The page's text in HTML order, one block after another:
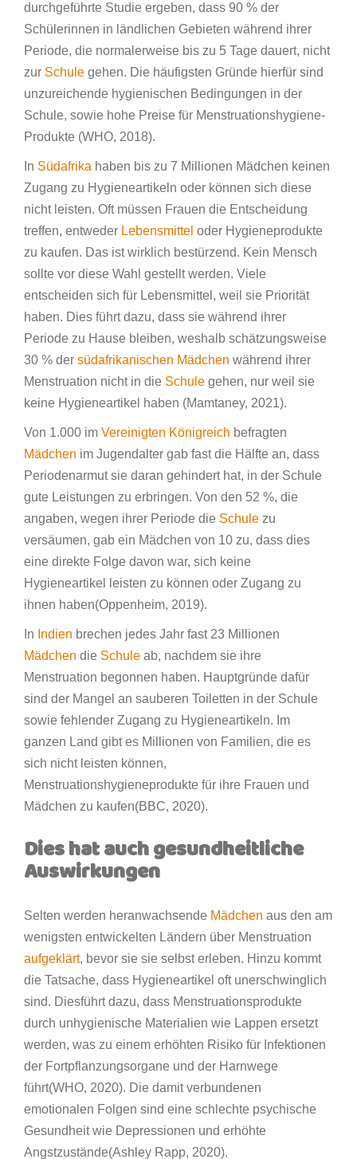
durchgeführte Studie ergeben, dass 90 % der
Schülerinnen in ländlichen Gebieten während ihrer
Periode, die normalerweise bis zu 5 Tage dauert, nicht
zur Schule gehen. Die häufigsten Gründe hierfür sind
unzureichende hygienischen Bedingungen in der
Schule, sowie hohe Preise für Menstruationshygiene-
Produkte (WHO, 2018).
In Südafrika haben bis zu 7 Millionen Mädchen keinen
Zugang zu Hygieneartikeln oder können sich diese
nicht leisten. Oft müssen Frauen die Entscheidung
treffen, entweder Lebensmittel oder Hygieneprodukte
zu kaufen. Das ist wirklich bestürzend. Kein Mensch
sollte vor diese Wahl gestellt werden. Viele
entscheiden sich für Lebensmittel, weil sie Priorität
haben. Dies führt dazu, dass sie während ihrer
Periode zu Hause bleiben, weshalb schätzungsweise
30 % der südafrikanischen Mädchen während ihrer
Menstruation nicht in die Schule gehen, nur weil sie
keine Hygieneartikel haben (Mamtaney, 2021).
Von 1.000 im Vereinigten Königreich befragten
Mädchen im Jugendalter gab fast die Hälfte an, dass
Periodenarmut sie daran gehindert hat, in der Schule
gute Leistungen zu erbringen. Von den 52 %, die
angaben, wegen ihrer Periode die Schule zu
versäumen, gab ein Mädchen von 10 zu, dass dies
eine direkte Folge davon war, sich keine
Hygieneartikel leisten zu können oder Zugang zu
ihnen haben(Oppenheim, 2019).
In Indien brechen jedes Jahr fast 23 Millionen
Mädchen die Schule ab, nachdem sie ihre
Menstruation begonnen haben. Hauptgründe dafür
sind der Mangel an sauberen Toiletten in der Schule
sowie fehlender Zugang zu Hygieneartikeln. Im
ganzen Land gibt es Millionen von Familien, die es
sich nicht leisten können,
Menstruationshygieneprodukte für ihre Frauen und
Mädchen zu kaufen(BBC, 2020).
Dies hat auch gesundheitliche
Auswirkungen
Selten werden heranwachsende Mädchen aus den am
wenigsten entwickelten Ländern über Menstruation
aufgeklärt, bevor sie sie selbst erleben. Hinzu kommt
die Tatsache, dass Hygieneartikel oft unerschwinglich
sind. Diesführt dazu, dass Menstruationsprodukte
durch unhygienische Materialien wie Lappen ersetzt
werden, was zu einem erhöhten Risiko für Infektionen
der Fortpflanzungsorgane und der Harnwege
führt(WHO, 2020). Die damit verbundenen
emotionalen Folgen sind eine schlechte psychische
Gesundheit wie Depressionen und erhöhte
Angstzustände(Ashley Rapp, 2020).